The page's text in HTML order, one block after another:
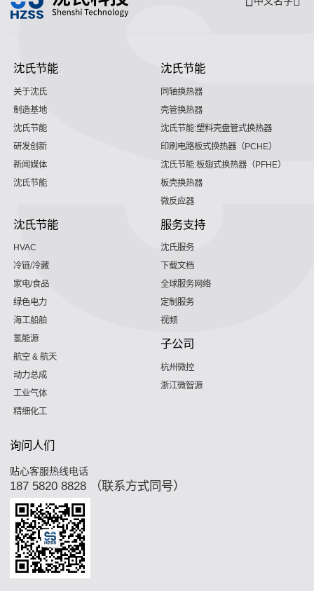
沈氏节能
关于沈氏
制造基地
沈氏节能
研发创新
新闻媒体
沈氏节能
沈氏节能
同轴换热器
壳管换热器
沈氏节能:塑料壳盘管式换热器
印刷电路板式换热器（PCHE）
沈氏节能:板翅式换热器（PFHE）
板壳换热器
微反应器
沈氏节能
HVAC
冷链/冷藏
家电/食品
绿色电力
海工船舶
氢能源
航空 & 航天
动力总成
工业气体
精细化工
服务支持
沈氏服务
下载文档
全球服务网络
定制服务
视频
子公司
杭州微控
浙江微智源
询问人们
贴心客服热线电话
187 5820 8828 （联系方式同号）